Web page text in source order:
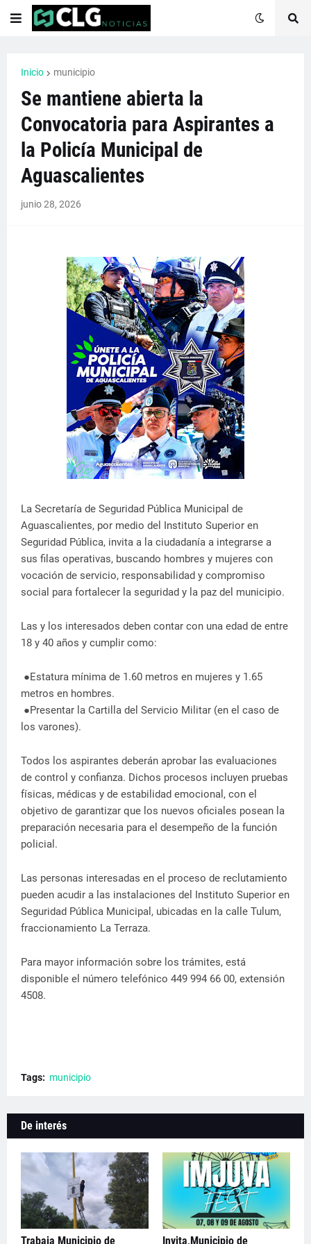
Inicio municipio
Se mantiene abierta la
Convocatoria para Aspirantes a
la Policía Municipal de
Aguascalientes
junio 28, 2026
La Secretaría de Seguridad Pública Municipal de
Aguascalientes, por medio del Instituto Superior en
Seguridad Pública, invita a la ciudadanía a integrarse a
sus filas operativas, buscando hombres y mujeres con
vocación de servicio, responsabilidad y compromiso
social para fortalecer la seguridad y la paz del municipio.
Las y los interesados deben contar con una edad de entre
18 y 40 años y cumplir como:
⁠ ●Estatura mínima de 1.60 metros en mujeres y 1.65
metros en hombres.
⁠ ⁠●Presentar la Cartilla del Servicio Militar (en el caso de
los varones).
Todos los aspirantes deberán aprobar las evaluaciones
de control y confianza. Dichos procesos incluyen pruebas
físicas, médicas y de estabilidad emocional, con el
objetivo de garantizar que los nuevos oficiales posean la
preparación necesaria para el desempeño de la función
policial.
Las personas interesadas en el proceso de reclutamiento
pueden acudir a las instalaciones del Instituto Superior en
Seguridad Pública Municipal, ubicadas en la calle Tulum,
fraccionamiento La Terraza.
Para mayor información sobre los trámites, está
disponible el número telefónico 449 994 66 00, extensión
4508.
Tags: municipio
De interés
Trabaja Municipio de Invita,Municipio de